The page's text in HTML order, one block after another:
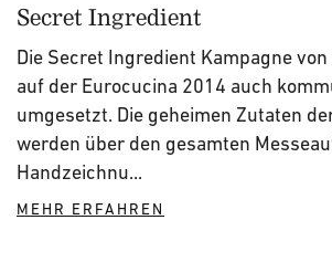
Secret Ingredient
Die Secret Ingredient Kampagne
auf der Eurocucina 2014 auch
umgesetzt. Die geheimen Zutaten
werden über den gesamten
Handzeichnu...
MEHR ERFAHREN